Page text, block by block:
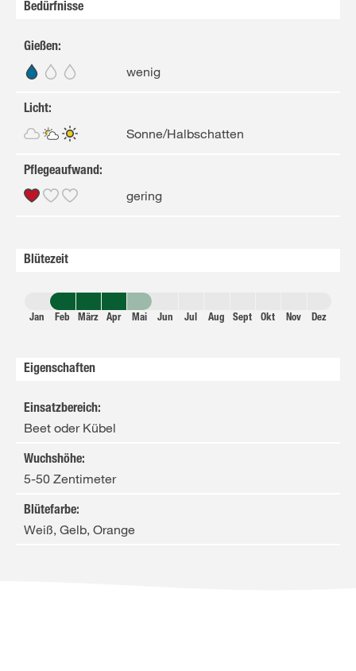
Bedürfnisse
Gießen:
wenig
Licht:
Sonne/Halbschatten
Pflegeaufwand:
gering
Blütezeit
Jan Feb März Apr Mai Jun Jul Aug Sept Okt Nov Dez
Eigenschaften
Einsatzbereich:
Beet oder Kübel
Wuchshöhe:
5-50 Zentimeter
Blütefarbe:
Weiß, Gelb, Orange